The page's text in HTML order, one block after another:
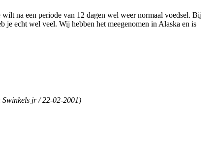
na een periode van 12 dagen wel weer normaal voedsel. Bij
je echt wel veel. Wij hebben het meegenomen in Alaska en is
jr / 22-02-2001)